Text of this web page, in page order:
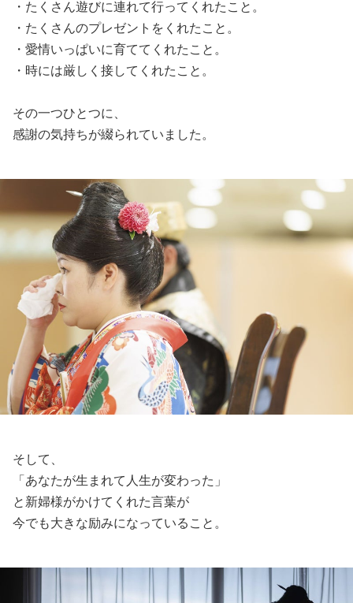
・たくさん遊びに連れて行ってくれたこと。
・たくさんのプレゼントをくれたこと。
・愛情いっぱいに育ててくれたこと。
・時には厳しく接してくれたこと。
その一つひとつに、
感謝の気持ちが綴られていました。
そして、
「あなたが生まれて人生が変わった」
と新婦様がかけてくれた言葉が
今でも大きな励みになっていること。